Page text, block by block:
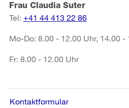
Frau Claudia Suter
Tel: +41 44 413 22 86
Mo-Do: 8.00 - 12.00 Uhr, 14.00 -
Fr: 8.00 - 12.00 Uhr
Kontaktformular